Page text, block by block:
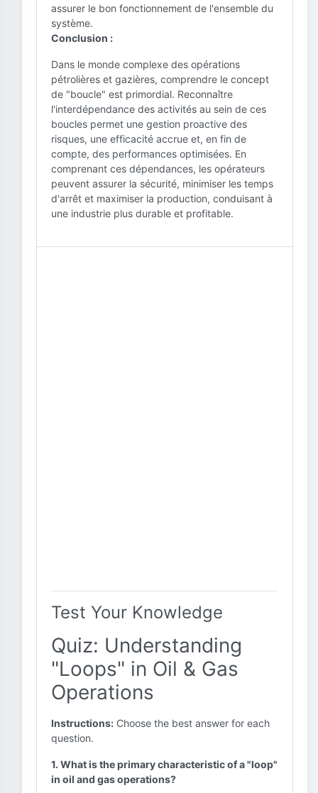
assurer le bon fonctionnement de l'ensemble du
système.
Conclusion :
Dans le monde complexe des opérations
pétrolières et gazières, comprendre le concept
de "boucle" est primordial. Reconnaître
l'interdépendance des activités au sein de ces
boucles permet une gestion proactive des
risques, une efficacité accrue et, en fin de
compte, des performances optimisées. En
comprenant ces dépendances, les opérateurs
peuvent assurer la sécurité, minimiser les temps
d'arrêt et maximiser la production, conduisant à
une industrie plus durable et profitable.
Test Your Knowledge
Quiz: Understanding
"Loops" in Oil & Gas
Operations
Instructions: Choose the best answer for each
question.
1. What is the primary characteristic of a "loop"
in oil and gas operations?